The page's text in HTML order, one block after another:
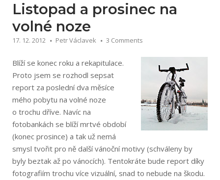
grafika“
Listopad a prosinec na
volné noze
17. 12. 2012 Petr Václavek 3 Comments
Blíží se konec roku a rekapitulace.
Proto jsem se rozhodl sepsat
report za poslední dva měsíce
mého pobytu na volné noze
o trochu dříve. Navíc na
fotobankách se blíží mrtvé období
(konec prosince) a tak už nemá
smysl tvořit pro ně další vánoční motivy (schváleny by
byly beztak až po vánocích). Tentokráte bude report díky
fotografiím trochu více vizuální, snad to nebude na škodu.